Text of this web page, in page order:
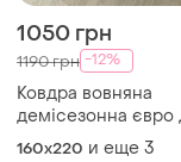
1050 грн
1190 грн -12%
Ковдра вовняна
демісезонна євро
полуторне
160x220 и еще 3